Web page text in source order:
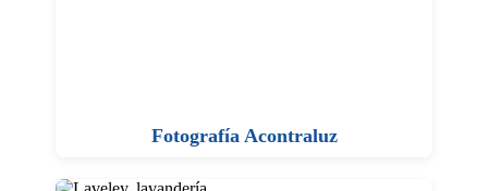
Fotografía Acontraluz